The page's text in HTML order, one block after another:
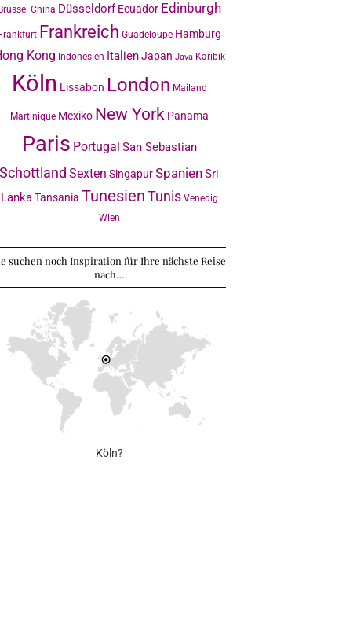
China Düsseldorf Ecuador Edinburgh
Frankreich Guadeloupe Hamburg
Kong Indonesien Italien Japan Java Karibik
Köln Lissabon London Mailand
Martinique Mexiko New York Panama
Paris Portugal San Sebastian
Schottland Sexten SingapurSpanienSri
Lanka Tansania TunesienTunis Venedig
Wien
suchen noch Inspiration für Ihre nächste Reise
nach…
Köln?